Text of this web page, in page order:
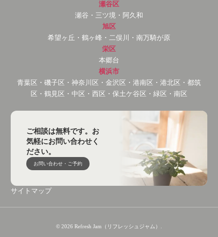
瀬谷区
瀬谷・三ツ境・阿久和
旭区
希望ヶ丘・鶴ヶ峰・二俣川・南万騎が原
栄区
本郷台
横浜市
青葉区・磯子区・神奈川区・金沢区・港南区・港北区・都筑
区・鶴見区・中区・西区・保土ケ谷区・緑区・南区
ご相談は無料です。お
気軽にお問い合わせく
ださい。
お問い合わせ・ご予約
サイトマップ
© 2026 Refresh Jam（リフレッシュジャム）.